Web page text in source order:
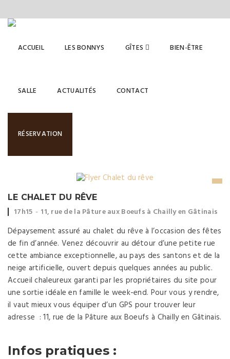
ACCUEIL LES BONNYS GÎTES BIEN-ÊTRE
SALLE ACTUALITÉS CONTACT
RÉSERVATION
NOËL
LE CHALET DU RÊVE
Event
17h15
Event
11, rue de la Pâture aux Boeufs à Chailly en Gâtinais
Dépaysement assuré au chalet du rêve à l’occasion des fêtes
de fin d’année. Venez découvrir au détour d’une petite rue
cette ambiance exceptionnelle, au pays des santons et de la
neige artificielle, ouvert depuis quelques années au public.
Accueil chaleureux garanti par les propriétaires du site pour
une sortie idéale en famille le week-end. Pour vous y rendre,
il vaut mieux vous équiper d’un GPS pour trouver leur
adresse : 11, rue de la Pâture aux Boeufs à Chailly en Gâtinais.
Infos pratiques :